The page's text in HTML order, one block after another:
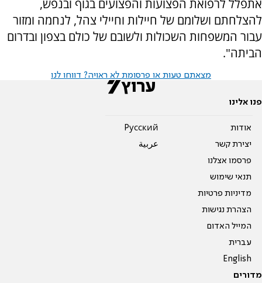
אתפלל לרפואת הפצועות והפצועים בגוף ובנפש,
להצלחתם ושלומם של חיילות וחיילי צהל, לנחמה ומזור
עבור המשפחות השכולות ולשובם של כולם בצפון ובדרום
הביתה".
מצאתם טעות או פרסומת לא ראויה? דווחו לנו
פנו אלינו
אודות
יצירת קשר
פרסמו אצלנו
תנאי שימוש
מדיניות פרטיות
הצהרת נגישות
המייל האדום
עברית
English
Pусский
عربية
מדורים